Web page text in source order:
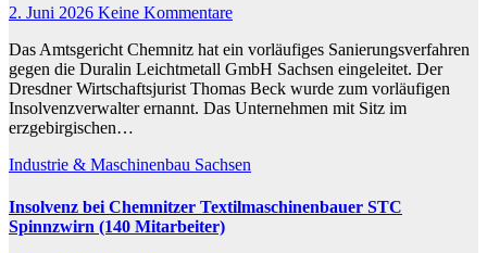
2. Juni 2026 Keine Kommentare
Das Amtsgericht Chemnitz hat ein vorläufiges Sanierungsverfahren
gegen die Duralin Leichtmetall GmbH Sachsen eingeleitet. Der
Dresdner Wirtschaftsjurist Thomas Beck wurde zum vorläufigen
Insolvenzverwalter ernannt. Das Unternehmen mit Sitz im
erzgebirgischen…
Industrie & Maschinenbau Sachsen
Insolvenz bei Chemnitzer Textilmaschinenbauer STC
Spinnzwirn (140 Mitarbeiter)